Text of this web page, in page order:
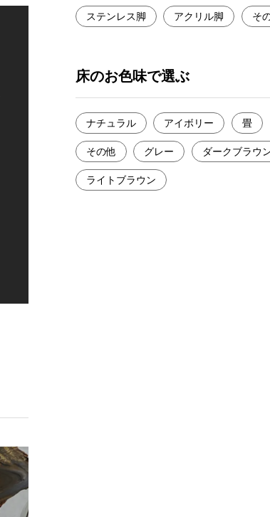
ステンレス脚 アクリル脚 そ
床のお色味で選ぶ
ナチュラル アイボリー 畳
その他 グレー ダークブラウ
ライトブラウン